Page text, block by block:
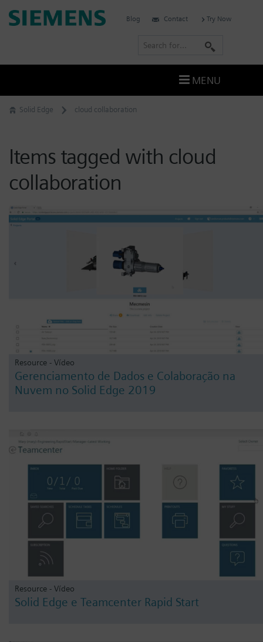
Skip
to
Solid Edge cloud collaboration
Items tagged with cloud
collaboration
Resource - Vídeo
Gerenciamento de Dados e Colaboração na
Nuvem no Solid Edge 2019
Resource - Vídeo
Solid Edge e Teamcenter Rapid Start
Siemens
Blog Contact Try Now
r
c
MENU